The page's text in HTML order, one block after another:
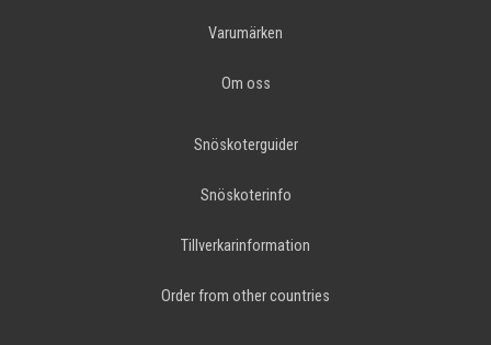
Varumärken
Om oss
Snöskoterguider
Snöskoterinfo
Tillverkarinformation
Order from other countries